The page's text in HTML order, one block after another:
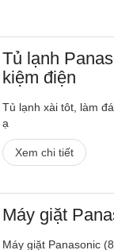
Tủ lạnh
kiệm điện
Tủ lạnh xài tôt, làm
ạ
Xem chi tiết
Máy giặt
Máy giặt Panasonic